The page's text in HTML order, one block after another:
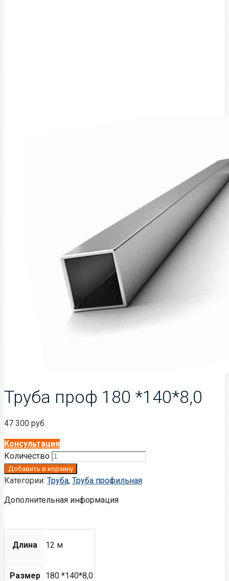
Труба проф 180 *140*8,0
47 300 руб.
Консультация
Количество
Добавить в корзину
Категории: Труба, Труба профильная
Дополнительная информация
Длина 12 м
Размер 180 *140*8,0